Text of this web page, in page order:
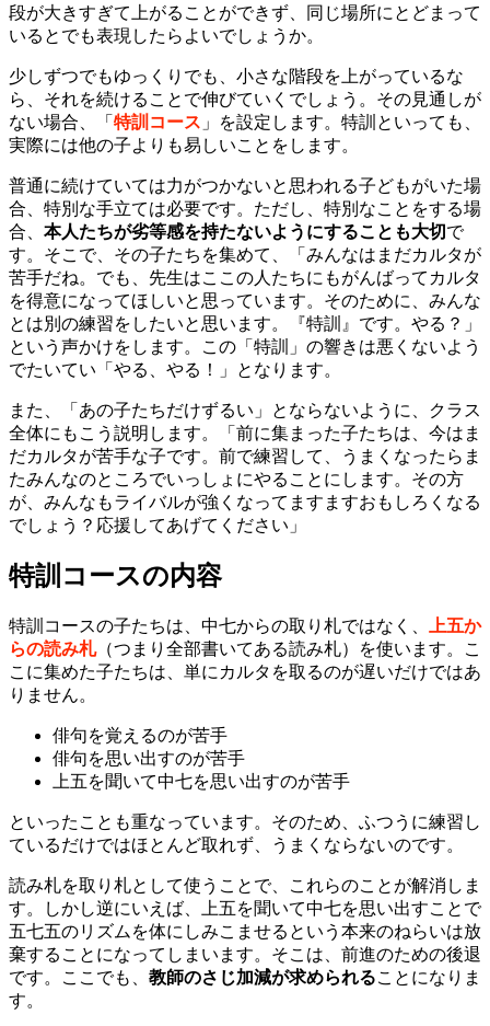
段が大きすぎて上がることができず、同じ場所にとどまって
いるとでも表現したらよいでしょうか。
少しずつでもゆっくりでも、小さな階段を上がっているな
ら、それを続けることで伸びていくでしょう。その見通しが
ない場合、「 特訓コース 」を設定します。特訓といっても、
実際には他の子よりも易しいことをします。
普通に続けていては力がつかないと思われる子どもがいた場
合、特別な手立ては必要です。ただし、特別なことをする場
合、 本人たちが劣等感を持たないようにすることも大切で
す。そこで、その子たちを集めて、「みんなはまだカルタが
苦手だね。でも、先生はここの人たちにもがんばってカルタ
を得意になってほしいと思っています。そのために、みんな
とは別の練習をしたいと思います。『特訓』です。やる？」
という声かけをします。この「特訓」の響きは悪くないよう
でたいてい「やる、やる！」となります。
また、「あの子たちだけずるい」とならないように、クラス
全体にもこう説明します。「前に集まった子たちは、今はま
だカルタが苦手な子です。前で練習して、うまくなったらま
たみんなのところでいっしょにやることにします。その方
が、みんなもライバルが強くなってますますおもしろくなる
でしょう？応援してあげてください」
特訓コースの内容
特訓コースの子たちは、中七からの取り札ではなく、
上五か
らの読み札（つまり全部書いてある読み札）を使います。こ
こに集めた子たちは、単にカルタを取るのが遅いだけではあ
りません。
俳句を覚えるのが苦手
俳句を思い出すのが苦手
上五を聞いて中七を思い出すのが苦手
といったことも重なっています。そのため、ふつうに練習し
ているだけではほとんど取れず、うまくならないのです。
読み札を取り札として使うことで、これらのことが解消しま
す。しかし逆にいえば、上五を聞いて中七を思い出すことで
五七五のリズムを体にしみこませるという本来のねらいは放
棄することになってしまいます。そこは、前進のための後退
です。ここでも、 教師のさじ加減が求められることになりま
す。